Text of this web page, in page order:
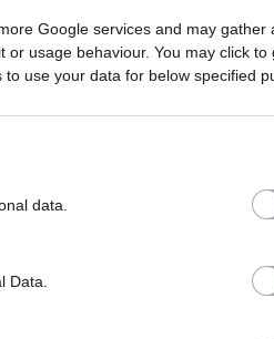
Google services and may gather
usage behaviour. You may click to
use your data for below specified
data.
Data.
manager e
In un
in opportunità